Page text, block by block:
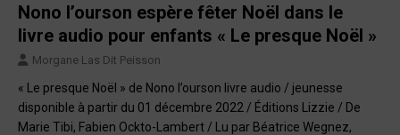
Nono l’ourson espère fêter Noël dans le
livre audio pour enfants « Le presque Noël »
Morgane Las Dit Peisson
« Le presque Noël » de Nono l’ourson livre audio / jeunesse
disponible à partir du 01 décembre 2022 / Éditions Lizzie / De
Marie Tibi, Fabien Ockto-Lambert / Lu par Béatrice Wegnez,